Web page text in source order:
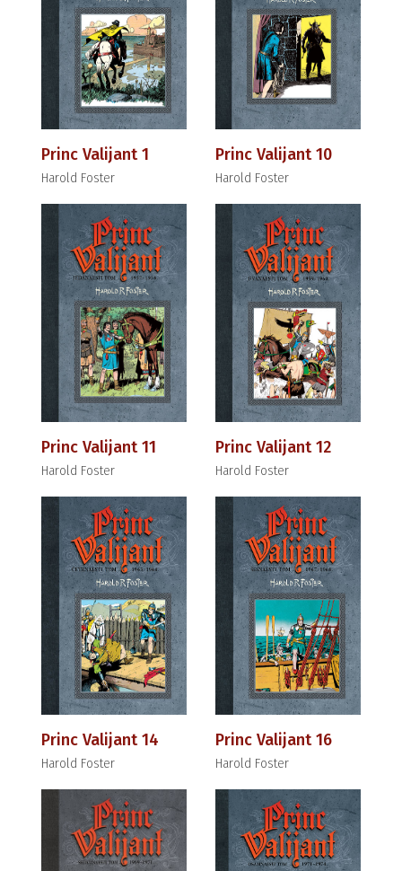
Princ Valijant 1
Harold Foster
Princ Valijant 10
Harold Foster
Princ Valijant 11
Harold Foster
Princ Valijant 12
Harold Foster
Princ Valijant 14
Harold Foster
Princ Valijant 16
Harold Foster